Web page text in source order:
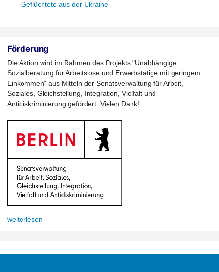
Geflüchtete aus der Ukraine
Förderung
Die Aktion wird im Rahmen des Projekts "Unabhängige
Sozialberatung für Arbeitslose und Erwerbstätige mit geringem
Einkommen" aus Mitteln der Senatsverwaltung für Arbeit,
Soziales, Gleichstellung, Integration, Vielfalt und
Antidiskriminierung gefördert. Vielen Dank!
weiterlesen